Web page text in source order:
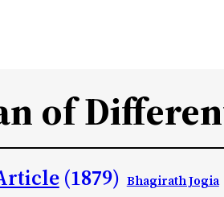
of
(1879) Bhagirath Jogia